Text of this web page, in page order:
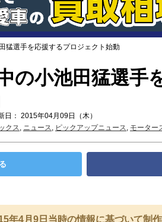
猛選手を応援するプロジェクト始動
の小池田猛選手
： 2015年04月09日（木）
クス, ニュース, ピックアップニュース, モーター
年4月9日当時の情報に基づいて制作